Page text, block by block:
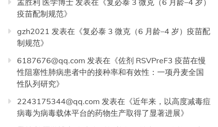
孟胜利 医学博士 发表在《复必泰 3 微克（6 月龄–4 岁）
疫苗配制规范》
gzh2021 发表在《复必泰 3 微克（6 月龄–4 岁）疫苗配
制规范》
6187676@qq.com 发表在《佐剂 RSVPreF3 疫苗在慢
性阻塞性肺病患者中的接种率和有效性：一项丹麦全国
性队列研究》
2243175344@qq.com 发表在《近年来，以高度减毒痘
病毒为病毒载体平台的药物生产取得了显著进展》